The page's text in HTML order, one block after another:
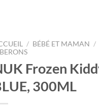
/ BÉBÉ ET MAMAN /
Frozen
300ML